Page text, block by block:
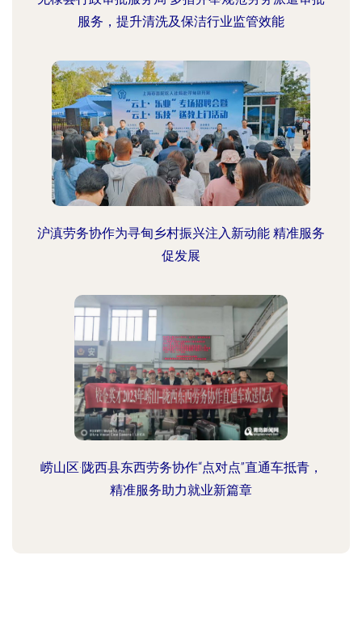
服务，提升清洗及保洁行业监管效能
沪滇劳务协作为寻甸乡村振兴注入新动能 精准服务
促发展
崂山区·陇西县东西劳务协作“点对点”直通车抵青，
精准服务助力就业新篇章